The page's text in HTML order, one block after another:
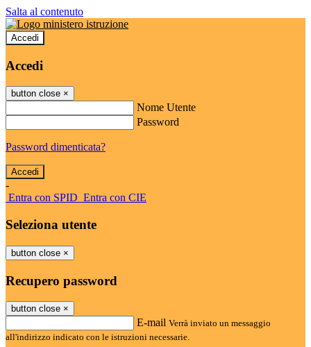
Salta al contenuto
Accedi
Accedi
button close ×
Nome Utente
Password
Password dimenticata?
-
Entra con SPID Entra con CIE
Seleziona utente
button close ×
Recupero password
button close ×
E-mail Verrà inviato un messaggio
all'indirizzo indicato con le istruzioni necessarie.